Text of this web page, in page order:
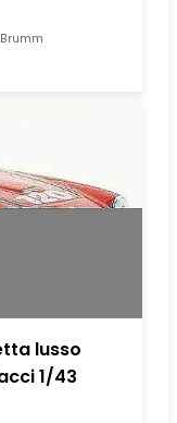
Brumm
lusso
1/43